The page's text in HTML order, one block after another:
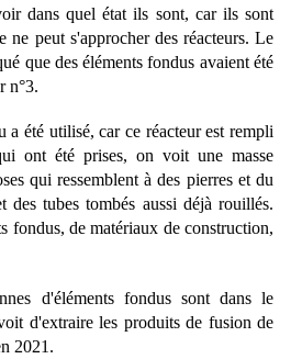
dans quel état ils sont, car ils sont
ne peut s'approcher des réacteurs. Le
que des éléments fondus avaient été
n°3.
a été utilisé, car ce réacteur est rempli
ont été prises, on voit une masse
qui ressemblent à des pierres et du
des tubes tombés aussi déjà rouillés.
fondus, de matériaux de construction,
d'éléments fondus sont dans le
d'extraire les produits de fusion de
2021.